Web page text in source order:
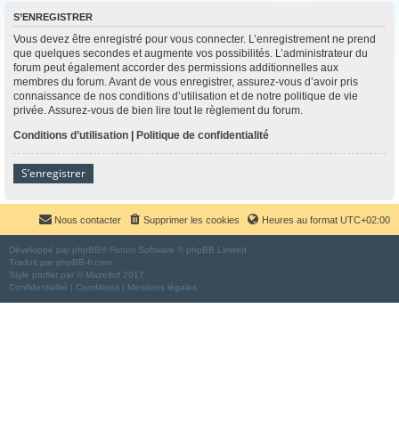
S’ENREGISTRER
Vous devez être enregistré pour vous connecter. L’enregistrement ne prend
que quelques secondes et augmente vos possibilités. L’administrateur du
forum peut également accorder des permissions additionnelles aux
membres du forum. Avant de vous enregistrer, assurez-vous d’avoir pris
connaissance de nos conditions d’utilisation et de notre politique de vie
privée. Assurez-vous de bien lire tout le règlement du forum.
Conditions d’utilisation | Politique de confidentialité
S’enregistrer
Heures au format UTC+02:00
Supprimer les cookies
Nous contacter
Développé par phpBB® Forum Software © phpBB Limited
Traduit par phpBB-fr.com
Style proflat par © Mazeltof 2017
Confidentialité | Conditions | Mentions légales